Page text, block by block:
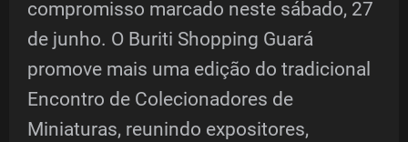
compromisso marcado neste sábado, 27
de junho. O Buriti Shopping Guará
promove mais uma edição do tradicional
Encontro de Colecionadores de
Miniaturas, reunindo expositores,